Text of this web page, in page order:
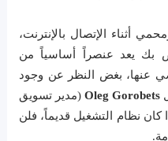
أثناء الإتصال بالإنترنت،
بك يعد عنصراً أساسياً من
عنها، بغض النظر عن وجود
Oleg Gorobets (مدير تسويق
كان نظام التشغيل قديماً، فلن